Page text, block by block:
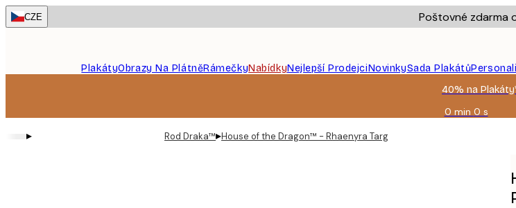
Skip
to
CZE Poštovné zdarma
PlakátyObrazy Na PlátněRámečkyNabídkyNejlepší ProdejciNovinkySada Plakátů
40% na
0 min 0 s
Platné
▸ Rod Draka™▸House of the Dragon™ - Rhaenyra Targaryen No2 Plakát